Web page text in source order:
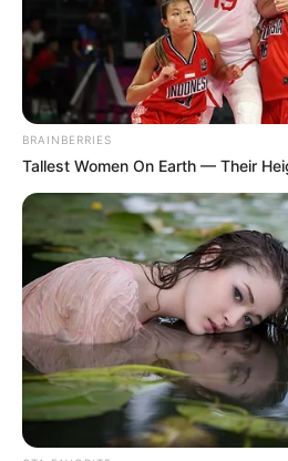
BRAINBERRIES
Tallest Women On Earth — Their